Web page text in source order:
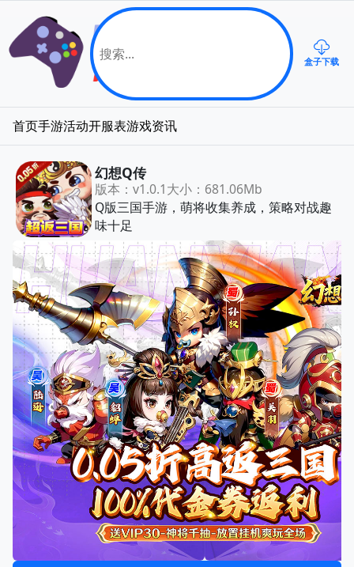
盒子下载
首页手游活动开服表游戏资讯
幻想Q传
版本：v1.0.1大小：681.06Mb
Q版三国手游，萌将收集养成，策略对战趣
味十足